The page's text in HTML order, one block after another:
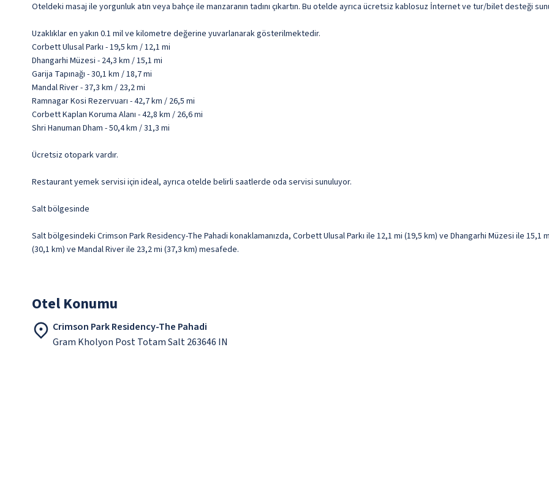
Oteldeki masaj ile yorgunluk atın veya bahçe ile manzaranın tadını çıkartın. Bu otelde ayrıca ücretsiz kablosuz İnternet ve tur/bilet desteği
Uzaklıklar en yakın 0.1 mil ve kilometre değerine yuvarlanarak gösterilmektedir.
Corbett Ulusal Parkı - 19,5 km / 12,1 mi
Dhangarhi Müzesi - 24,3 km / 15,1 mi
Garija Tapınağı - 30,1 km / 18,7 mi
Mandal River - 37,3 km / 23,2 mi
Ramnagar Kosi Rezervuarı - 42,7 km / 26,5 mi
Corbett Kaplan Koruma Alanı - 42,8 km / 26,6 mi
Shri Hanuman Dham - 50,4 km / 31,3 mi
Ücretsiz otopark vardır.
Restaurant yemek servisi için ideal, ayrıca otelde belirli saatlerde oda servisi sunuluyor.
Salt bölgesinde
Salt bölgesindeki Crimson Park Residency-The Pahadi konaklamanızda, Corbett Ulusal Parkı ile 12,1 mi (19,5 km) ve Dhangarhi Müzesi ile 15,1
(30,1 km) ve Mandal River ile 23,2 mi (37,3 km) mesafede.
Otel Konumu
Crimson Park Residency-The Pahadi
Gram Kholyon Post Totam Salt 263646 IN